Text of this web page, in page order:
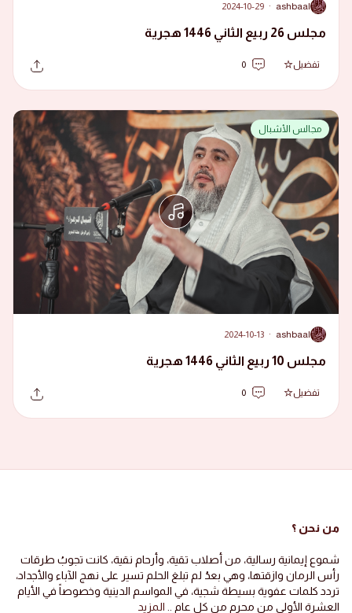
A
ashbaal
·
2024-10-29
مجلس 26 ربيع الثاني 1446 هجرية
تفضيل 0
مجالس الأشبال
A
ashbaal
·
2024-10-13
مجلس 10 ربيع الثاني 1446 هجرية
تفضيل 0
من نحن ؟
شموع إيمانية رسالية، من أصلاب تقية، وأرحام نقية، كانت تجوبُ طرقات
رأس الرمان وازقتها، وهي بعدُ لم تبلغ الحلم تسير على نهج الآباء والأجداد،
تردد كلمات عفوية بسيطة شجية، في المواسم الدينية وخصوصاً في الأيام
العشرة الأولى من محرم من كل عام .. المزيد